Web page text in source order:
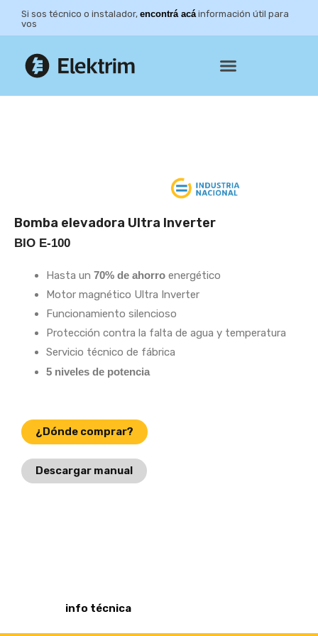
Si sos técnico o instalador, encontrá acáinformación útil para
vos
Bomba elevadora Ultra Inverter
BIO E-100
Hasta un 70% de ahorro energético
Motor magnético Ultra Inverter
Funcionamiento silencioso
Protección contra la falta de agua y temperatura
Servicio técnico de fábrica
5 niveles de potencia
¿Dónde comprar?
Descargar manual
info técnica